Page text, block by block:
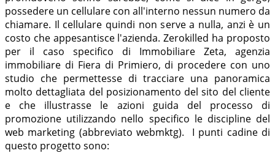
possedere un cellulare con all'interno nessun numero da
chiamare. Il cellulare quindi non serve a nulla, anzi è un
costo che appesantisce l'azienda. Zerokilled ha proposto
per il caso specifico di Immobiliare Zeta, agenzia
immobiliare di Fiera di Primiero, di procedere con uno
studio che permettesse di tracciare una panoramica
molto dettagliata del posizionamento del sito del cliente
e che illustrasse le azioni guida del processo di
promozione utilizzando nello specifico le discipline del
web marketing (abbreviato webmktg). I punti cadine di
questo progetto sono: